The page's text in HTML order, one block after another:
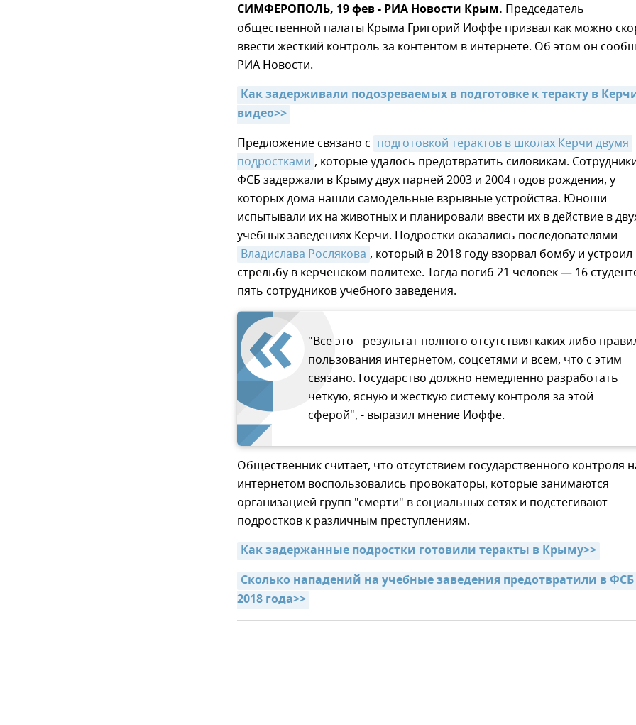
СИМФЕРОПОЛЬ, 19 фев - РИА Новости Крым. Председатель
общественной палаты Крыма Григорий Иоффе призвал как можно
ввести жесткий контроль за контентом в интернете. Об этом он
РИА Новости.
Как задерживали подозреваемых в подготовке к теракту в
видео>>
Предложение связано с подготовкой терактов в школах Керчи двумя
подростками , которые удалось предотвратить силовикам.
ФСБ задержали в Крыму двух парней 2003 и 2004 годов рождения, у
которых дома нашли самодельные взрывные устройства. Юноши
испытывали их на животных и планировали ввести их в действие в
учебных заведениях Керчи. Подростки оказались последователями
Владислава Рослякова , который в 2018 году взорвал бомбу и устроил
стрельбу в керченском политехе. Тогда погиб 21 человек — 16
пять сотрудников учебного заведения.
"Все это - результат полного отсутствия каких-либо
пользования интернетом, соцсетями и всем, что с этим
связано. Государство должно немедленно разработать
четкую, ясную и жесткую систему контроля за этой
сферой", - выразил мнение Иоффе.
Общественник считает, что отсутствием государственного контроля
интернетом воспользовались провокаторы, которые занимаются
организацией групп "смерти" в социальных сетях и подстегивают
подростков к различным преступлениям.
Как задержанные подростки готовили теракты в Крыму>>
Сколько нападений на учебные заведения предотвратили в ФСБ
2018 года>>